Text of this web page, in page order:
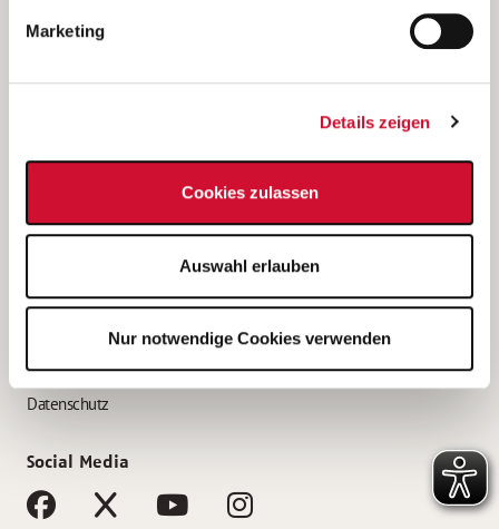
Marketing
Details zeigen
Cookies zulassen
Auswahl erlauben
Nur notwendige Cookies verwenden
Bewerbung als Altenpflegehelfer*in
Bewerbung als Erzieher*in
AWO Gliederungen nach Bundesland
Impressum
Datenschutz
Social Media